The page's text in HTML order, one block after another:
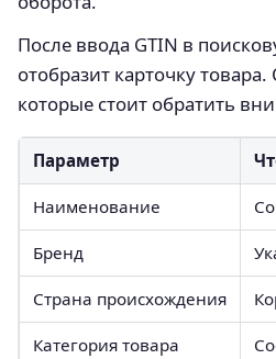
После ввода GTIN в
отобразит карточку
которые стоит обратить
Параметр
Наименование
Бренд
Страна происхождения
Категория товара